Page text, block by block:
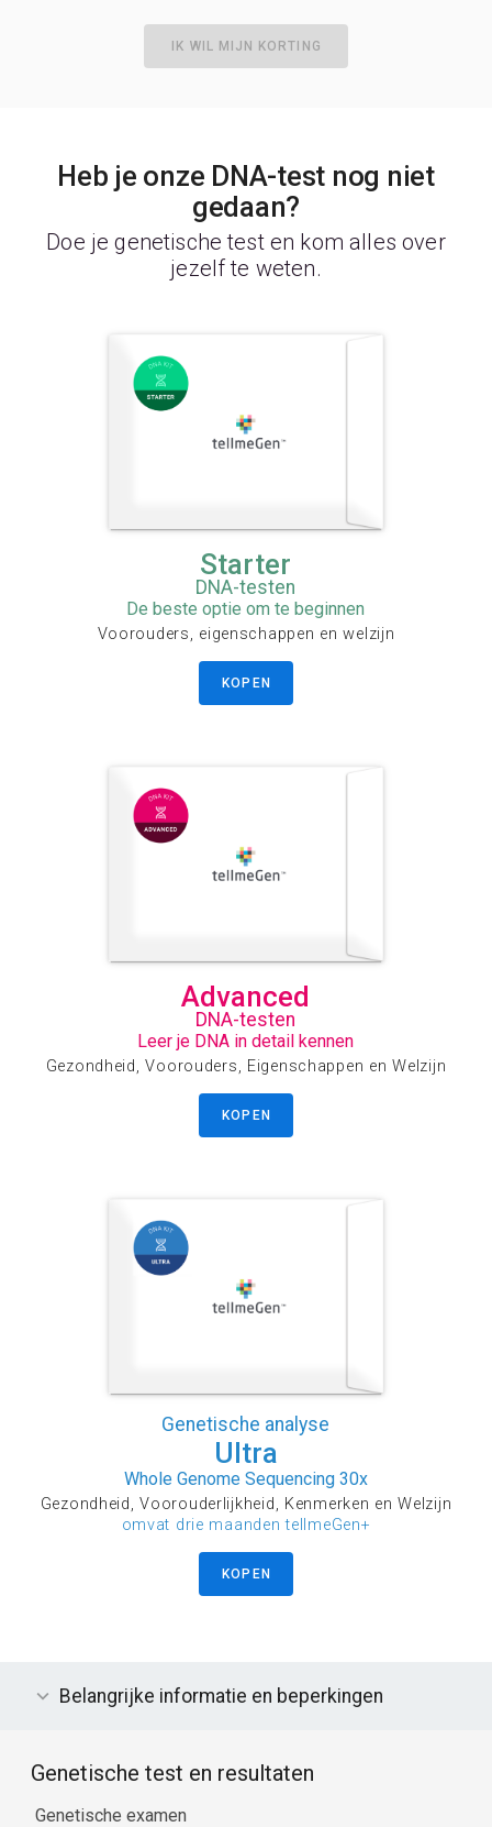
IK WIL MIJN KORTING
Heb je onze DNA-test nog niet
gedaan?
Doe je genetische test en kom alles over
jezelf te weten.
Starter
DNA-testen
De beste optie om te beginnen
Voorouders, eigenschappen en welzijn
KOPEN
Advanced
DNA-testen
Leer je DNA in detail kennen
Gezondheid, Voorouders, Eigenschappen en Welzijn
KOPEN
Genetische analyse
Ultra
Whole Genome Sequencing 30x
Gezondheid, Voorouderlijkheid, Kenmerken en Welzijn
omvat drie maanden tellmeGen+
KOPEN
Belangrijke informatie en beperkingen
Genetische test en resultaten
Genetische examen